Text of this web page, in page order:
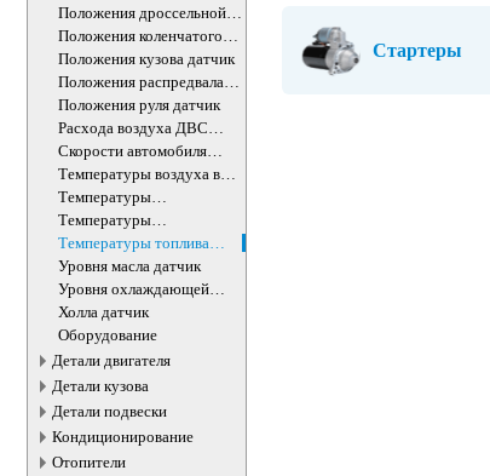
Положения дроссельной
заслонки датчики
Положения коленчатого
вала датчик
Положения кузова датчик
Положения распредвала
ДВС датчик
Положения руля датчик
Расхода воздуха ДВС
датчик
Скорости автомобиля
датчик
Температуры воздуха в
салоне датчик
Температуры
окружающей среды
датчик
Температуры
охлаждающей жидкости
ДВС датчик
Температуры топлива
датчик
Уровня масла датчик
Уровня охлаждающей
жидкости датчик
Холла датчик
Оборудование
Детали двигателя
Детали кузова
Детали подвески
Кондиционирование
Отопители
Стартеры